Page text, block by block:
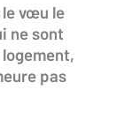
vœu le
ne sont
pas